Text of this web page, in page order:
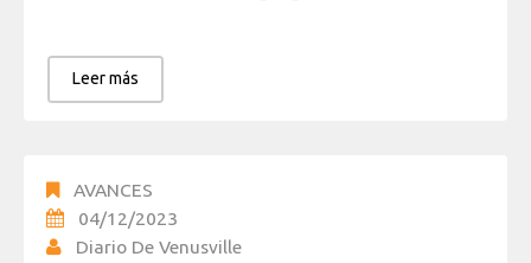
Leer más
AVANCES
04/12/2023
Diario De Venusville